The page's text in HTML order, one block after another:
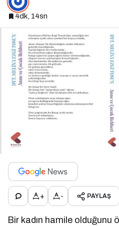
4dk, 14sn
+ - PAYLAŞ
Bir kadın hamile olduğunu